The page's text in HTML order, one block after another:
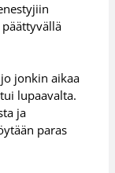
jonkin aikaa
lupaavalta.
ja
paras